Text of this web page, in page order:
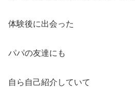
体験後に出会った
パパの友達にも
自ら自己紹介していて